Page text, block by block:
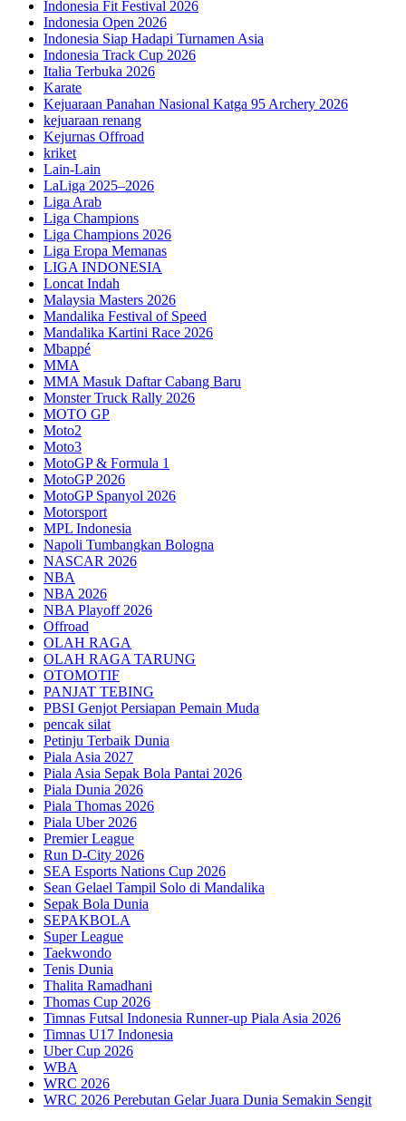
Indonesia Fit Festival 2026
Indonesia Open 2026
Indonesia Siap Hadapi Turnamen Asia
Indonesia Track Cup 2026
Italia Terbuka 2026
Karate
Kejuaraan Panahan Nasional Katga 95 Archery 2026
kejuaraan renang
Kejurnas Offroad
kriket
Lain-Lain
LaLiga 2025–2026
Liga Arab
Liga Champions
Liga Champions 2026
Liga Eropa Memanas
LIGA INDONESIA
Loncat Indah
Malaysia Masters 2026
Mandalika Festival of Speed
Mandalika Kartini Race 2026
Mbappé
MMA
MMA Masuk Daftar Cabang Baru
Monster Truck Rally 2026
MOTO GP
Moto2
Moto3
MotoGP & Formula 1
MotoGP 2026
MotoGP Spanyol 2026
Motorsport
MPL Indonesia
Napoli Tumbangkan Bologna
NASCAR 2026
NBA
NBA 2026
NBA Playoff 2026
Offroad
OLAH RAGA
OLAH RAGA TARUNG
OTOMOTIF
PANJAT TEBING
PBSI Genjot Persiapan Pemain Muda
pencak silat
Petinju Terbaik Dunia
Piala Asia 2027
Piala Asia Sepak Bola Pantai 2026
Piala Dunia 2026
Piala Thomas 2026
Piala Uber 2026
Premier League
Run D-City 2026
SEA Esports Nations Cup 2026
Sean Gelael Tampil Solo di Mandalika
Sepak Bola Dunia
SEPAKBOLA
Super League
Taekwondo
Tenis Dunia
Thalita Ramadhani
Thomas Cup 2026
Timnas Futsal Indonesia Runner-up Piala Asia 2026
Timnas U17 Indonesia
Uber Cup 2026
WBA
WRC 2026
WRC 2026 Perebutan Gelar Juara Dunia Semakin Sengit